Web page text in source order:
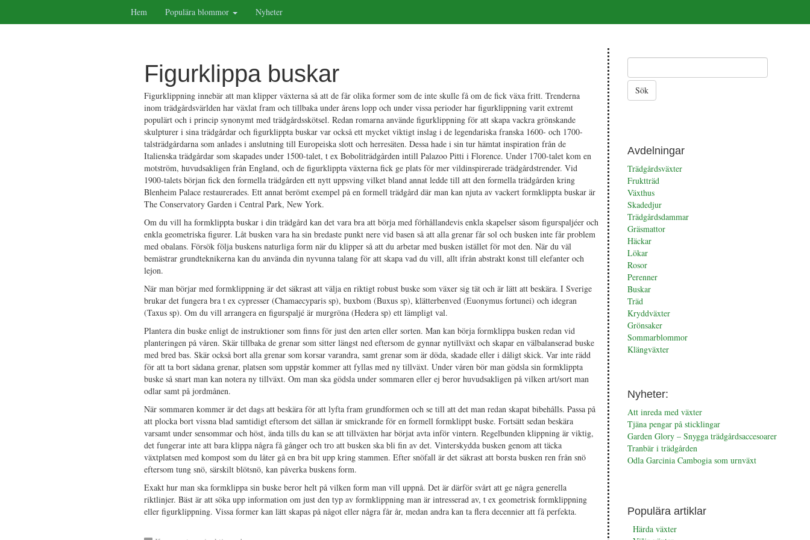
Hem Populära blommor Nyheter
Figurklippa buskar
Figurklippning innebär att man klipper växterna så att de får olika former som de inte skulle få om de fick växa fritt. Trenderna
inom trädgårdsvärlden har växlat fram och tillbaka under årens lopp och under vissa perioder har figurklippning varit extremt
populärt och i princip synonymt med trädgårdsskötsel. Redan romarna använde figurklippning för att skapa vackra grönskande
skulpturer i sina trädgårdar och figurklippta buskar var också ett mycket viktigt inslag i de legendariska franska 1600- och 1700-
talsträdgårdarna som anlades i anslutning till Europeiska slott och herresäten. Dessa hade i sin tur hämtat inspiration från de
Italienska trädgårdar som skapades under 1500-talet, t ex Boboliträdgården intill Palazoo Pitti i Florence. Under 1700-talet kom en
motström, huvudsakligen från England, och de figurklippta växterna fick ge plats för mer vildinspirerade trädgårdstrender. Vid
1900-talets början fick den formella trädgården ett nytt uppsving vilket bland annat ledde till att den formella trädgården kring
Blenheim Palace restaurerades. Ett annat berömt exempel på en formell trädgård där man kan njuta av vackert formklippta buskar är
The Conservatory Garden i Central Park, New York.
Om du vill ha formklippta buskar i din trädgård kan det vara bra att börja med förhållandevis enkla skapelser såsom figurspaljéer och
enkla geometriska figurer. Låt busken vara ha sin bredaste punkt nere vid basen så att alla grenar får sol och busken inte får problem
med obalans. Försök följa buskens naturliga form när du klipper så att du arbetar med busken istället för mot den. När du väl
bemästrar grundteknikerna kan du använda din nyvunna talang för att skapa vad du vill, allt ifrån abstrakt konst till elefanter och
lejon.
När man börjar med formklippning är det säkrast att välja en riktigt robust buske som växer sig tät och är lätt att beskära. I Sverige
brukar det fungera bra t ex cypresser (Chamaecyparis sp), buxbom (Buxus sp), klätterbenved (Euonymus fortunei) och idegran
(Taxus sp). Om du vill arrangera en figurspaljé är murgröna (Hedera sp) ett lämpligt val.
Plantera din buske enligt de instruktioner som finns för just den arten eller sorten. Man kan börja formklippa busken redan vid
planteringen på våren. Skär tillbaka de grenar som sitter längst ned eftersom de gynnar nytillväxt och skapar en välbalanserad buske
med bred bas. Skär också bort alla grenar som korsar varandra, samt grenar som är döda, skadade eller i dåligt skick. Var inte rädd
för att ta bort sådana grenar, platsen som uppstår kommer att fyllas med ny tillväxt. Under våren bör man gödsla sin formklippta
buske så snart man kan notera ny tillväxt. Om man ska gödsla under sommaren eller ej beror huvudsakligen på vilken art/sort man
odlar samt på jordmånen.
När sommaren kommer är det dags att beskära för att lyfta fram grundformen och se till att det man redan skapat bibehålls. Passa på
att plocka bort vissna blad samtidigt eftersom det sällan är smickrande för en formell formklippt buske. Fortsätt sedan beskära
varsamt under sensommar och höst, ända tills du kan se att tillväxten har börjat avta inför vintern. Regelbunden klippning är viktig,
det fungerar inte att bara klippa några få gånger och tro att busken ska bli fin av det. Vinterskydda busken genom att täcka
växtplatsen med kompost som du låter gå en bra bit upp kring stammen. Efter snöfall är det säkrast att borsta busken ren från snö
eftersom tung snö, särskilt blötsnö, kan påverka buskens form.
Exakt hur man ska formklippa sin buske beror helt på vilken form man vill uppnå. Det är därför svårt att ge några generella
riktlinjer. Bäst är att söka upp information om just den typ av formklippning man är intresserad av, t ex geometrisk formklippning
eller figurklippning. Vissa former kan lätt skapas på något eller några får år, medan andra kan ta flera decennier att få perfekta.
Avdelningar
Trädgårdsväxter
Fruktträd
Växthus
Skadedjur
Trädgårdsdammar
Gräsmattor
Häckar
Lökar
Rosor
Perenner
Buskar
Träd
Kryddväxter
Grönsaker
Sommarblommor
Klängväxter
Nyheter:
Att inreda med växter
Tjäna pengar på sticklingar
Garden Glory – Snygga trädgårdsaccesoarer
Tranbär i trädgården
Odla Garcinia Cambogia som urnväxt
Populära artiklar
Härda växter